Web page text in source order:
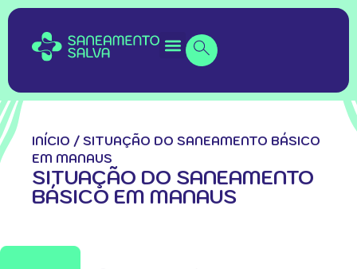
INÍCIO / SITUAÇÃO DO SANEAMENTO BÁSICO
EM MANAUS
SITUAÇÃO DO SANEAMENTO
BÁSICO EM MANAUS